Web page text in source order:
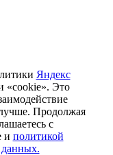
Яндекс
«cookie». Это
Продолжая
с
и политикой
данных.